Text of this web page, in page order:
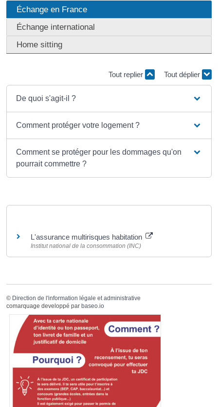
Échange en France
Échange international
Home sitting
Tout replier Tout déplier
De quoi s'agit-il ?
Comment protéger votre logement ?
Comment se protéger pour les dommages qu'on
pourrait commettre ?
L'assurance multirisques habitation
Institut national de la consommation (INC)
© Direction de l'information légale et administrative
comarquage developpé par baseo.io